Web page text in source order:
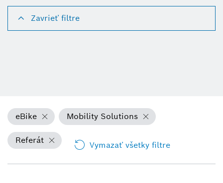
Zavrieť filtre
eBike Mobility Solutions
Referát Vymazať všetky filtre